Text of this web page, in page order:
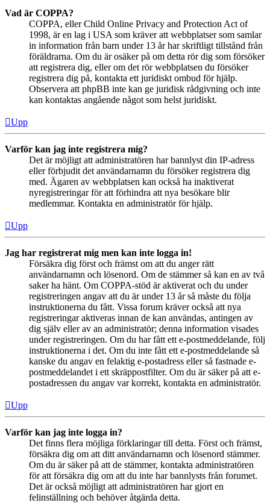
Vad är COPPA?
COPPA, eller Child Online Privacy and Protection Act of
1998, är en lag i USA som kräver att webbplatser som samlar
in information från barn under 13 år har skriftligt tillstånd från
föräldrarna. Om du är osäker på om detta rör dig som försöker
att registrera dig, eller om det rör webbplatsen du försöker
registrera dig på, kontakta ett juridiskt ombud för hjälp.
Observera att phpBB inte kan ge juridisk rådgivning och inte
kan kontaktas angående något som helst juridiskt.
Upp
Varför kan jag inte registrera mig?
Det är möjligt att administratören har bannlyst din IP-adress
eller förbjudit det användarnamn du försöker registrera dig
med. Ägaren av webbplatsen kan också ha inaktiverat
nyregistreringar för att förhindra att nya besökare blir
medlemmar. Kontakta en administratör för hjälp.
Upp
Jag har registrerat mig men kan inte logga in!
Försäkra dig först och främst om att du anger rätt
användarnamn och lösenord. Om de stämmer så kan en av två
saker ha hänt. Om COPPA-stöd är aktiverat och du under
registreringen angav att du är under 13 år så måste du följa
instruktionerna du fått. Vissa forum kräver också att nya
registreringar aktiveras innan de kan användas, antingen av
dig själv eller av an administratör; denna information visades
under registreringen. Om du har fått ett e-postmeddelande, följ
instruktionerna i det. Om du inte fått ett e-postmeddelande så
kanske du angav en felaktig e-postadress eller så fastnade e-
postmeddelandet i ett skräppostfilter. Om du är säker på att e-
postadressen du angav var korrekt, kontakta en administratör.
Upp
Varför kan jag inte logga in?
Det finns flera möjliga förklaringar till detta. Först och främst,
försäkra dig om att ditt användarnamn och lösenord stämmer.
Om du är säker på att de stämmer, kontakta administratören
för att försäkra dig om att du inte har bannlysts från forumet.
Det är också möjligt att administratören har gjort en
felinställning och behöver åtgärda detta.